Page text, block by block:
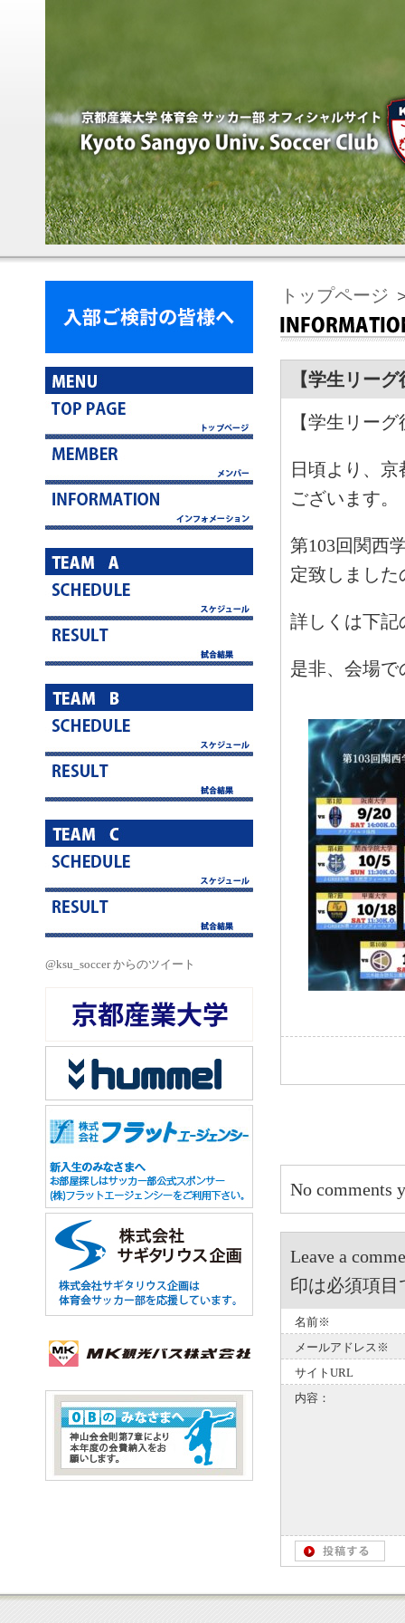
@ksu_soccer からのツイート
トップページ
【学生リー
【学生リー
日頃より、
ございます。
第103回関西
定致しまし
詳しくは下記
是非、会場
No comments
Leave a
印は必須項目
名前※
メールアドレス※
サイトURL
内容：